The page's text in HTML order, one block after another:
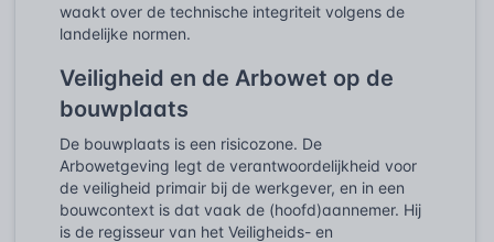
waakt over de technische integriteit volgens de
landelijke normen.
Veiligheid en de Arbowet op de
bouwplaats
De bouwplaats is een risicozone. De
Arbowetgeving legt de verantwoordelijkheid voor
de veiligheid primair bij de werkgever, en in een
bouwcontext is dat vaak de (hoofd)aannemer. Hij
is de regisseur van het Veiligheids- en